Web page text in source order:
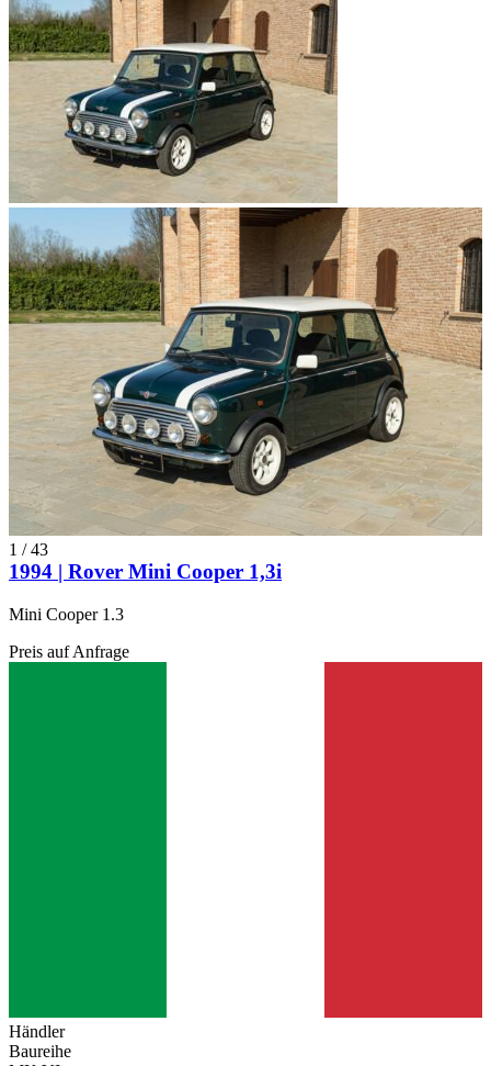
1 /43
1994 | Rover Mini Cooper 1,3i
Mini Cooper 1.3
Preis auf Anfrage
Händler
Baureihe